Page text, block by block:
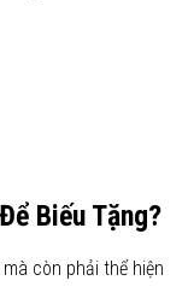
Biếu Tặng?
còn phải thể hiện